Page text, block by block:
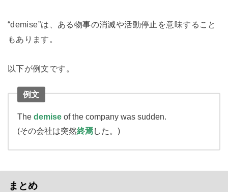
“demise”は、ある物事の消滅や活動停止を意味すること
もあります。
以下が例文です。
例文
The demiseof the company was sudden.
(その会社は突然終焉した。)
まとめ